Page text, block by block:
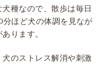
種なので、散歩は毎日
分ほど犬の体調を見なが
ります。
のストレス解消や刺激